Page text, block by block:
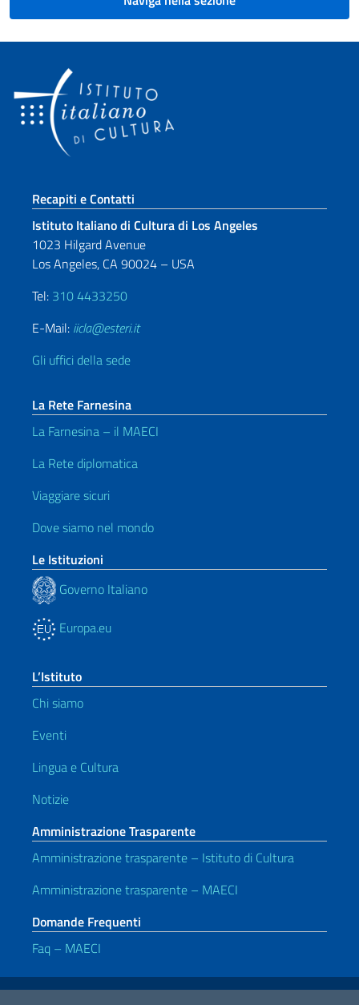
Sezione footer
Recapiti e Contatti
Istituto Italiano di Cultura di Los Angeles
1023 Hilgard Avenue
Los Angeles, CA 90024 – USA
Tel: 310 4433250
E-Mail: iicla@esteri.it
Gli uffici della sede
La Rete Farnesina
La Farnesina – il MAECI
La Rete diplomatica
Viaggiare sicuri
Dove siamo nel mondo
Le Istituzioni
Governo Italiano
Europa.eu
L’Istituto
Chi siamo
Eventi
Lingua e Cultura
Notizie
Amministrazione Trasparente
Amministrazione trasparente – Istituto di Cultura
Amministrazione trasparente – MAECI
Domande Frequenti
Faq – MAECI
Link Utili